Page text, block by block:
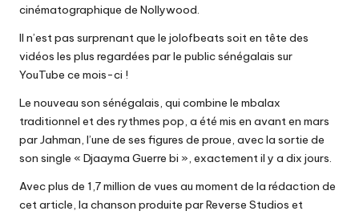
cinématographique de Nollywood.
Il n’est pas surprenant que le jolofbeats soit en tête des
vidéos les plus regardées par le public sénégalais sur
YouTube ce mois-ci !
Le nouveau son sénégalais, qui combine le mbalax
traditionnel et des rythmes pop, a été mis en avant en mars
par Jahman, l’une de ses figures de proue, avec la sortie de
son single « Djaayma Guerre bi », exactement il y a dix jours.
Avec plus de 1,7 million de vues au moment de la rédaction de
cet article, la chanson produite par Reverse Studios et